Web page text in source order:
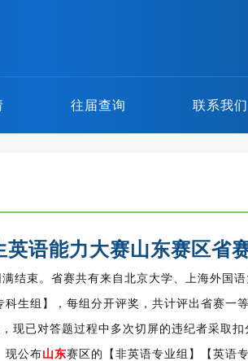
往届查询 联系我们
语能力大赛山东赛区省
结束。省赛共有来自北京大学、上海外国
生组】，每组分开评奖，共计评出省赛一
现已对答题过程中多次切屏的违纪者采取
现公布山东赛区的【非英语专业组】【英语